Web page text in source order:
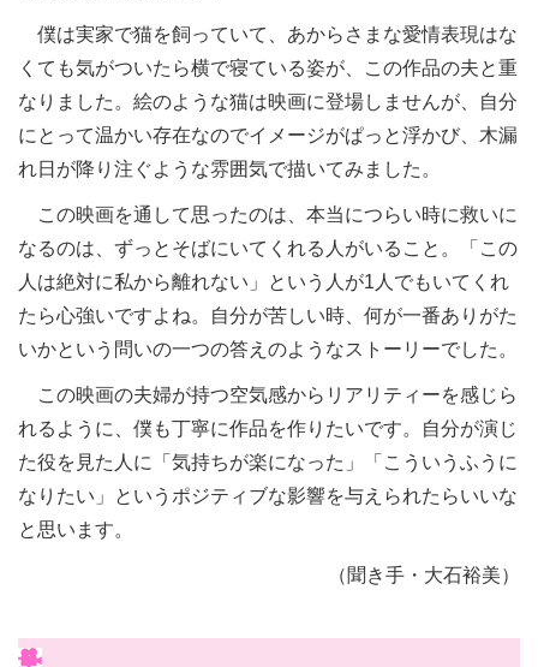
僕は実家で猫を飼っていて、あからさまな愛情表現はな
くても気がついたら横で寝ている姿が、この作品の夫と重
なりました。絵のような猫は映画に登場しませんが、自分
にとって温かい存在なのでイメージがぱっと浮かび、木漏
れ日が降り注ぐような雰囲気で描いてみました。
この映画を通して思ったのは、本当につらい時に救いに
なるのは、ずっとそばにいてくれる人がいること。「この
人は絶対に私から離れない」という人が1人でもいてくれ
たら心強いですよね。自分が苦しい時、何が一番ありがた
いかという問いの一つの答えのようなストーリーでした。
この映画の夫婦が持つ空気感からリアリティーを感じら
れるように、僕も丁寧に作品を作りたいです。自分が演じ
た役を見た人に「気持ちが楽になった」「こういうふうに
なりたい」というポジティブな影響を与えられたらいいな
と思います。
（聞き手・大石裕美）